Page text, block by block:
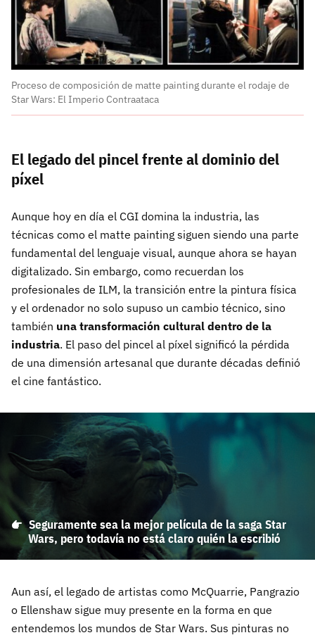
Proceso de composición de matte painting durante el rodaje de
Star Wars: El Imperio Contraataca
El legado del pincel frente al dominio del
píxel
Aunque hoy en día el CGI domina la industria, las
técnicas como el matte painting siguen siendo una parte
fundamental del lenguaje visual, aunque ahora se hayan
digitalizado. Sin embargo, como recuerdan los
profesionales de ILM, la transición entre la pintura física
y el ordenador no solo supuso un cambio técnico, sino
también una transformación cultural dentro de la
industria. El paso del pincel al píxel significó la pérdida
de una dimensión artesanal que durante décadas definió
el cine fantástico.
Seguramente sea la mejor película de la saga Star
Wars, pero todavía no está claro quién la escribió
Aun así, el legado de artistas como McQuarrie, Pangrazio
o Ellenshaw sigue muy presente en la forma en que
entendemos los mundos de Star Wars. Sus pinturas no